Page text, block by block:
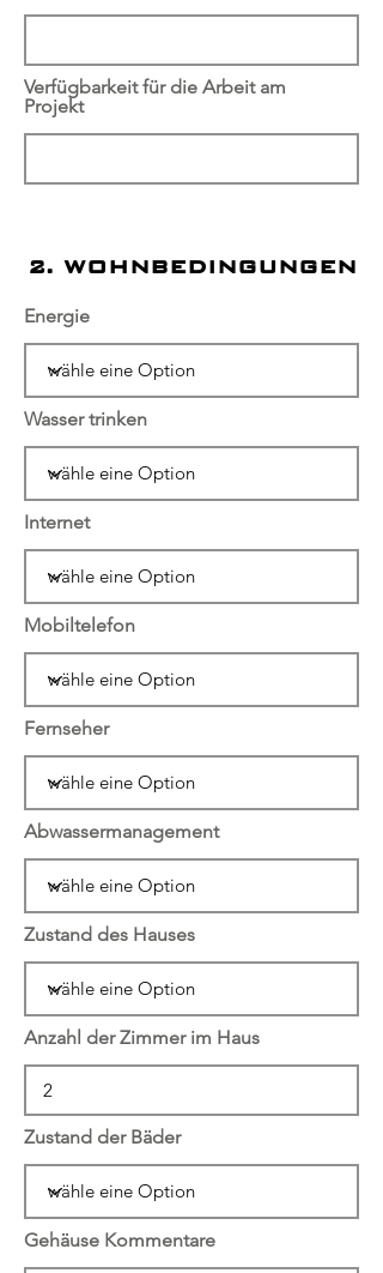
Verfügbarkeit für die Arbeit am
Projekt
2. WOHNBEDINGUNGEN
Energie
Wasser trinken
Internet
Mobiltelefon
Fernseher
Abwassermanagement
Zustand des Hauses
Anzahl der Zimmer im Haus
Zustand der Bäder
Gehäuse Kommentare